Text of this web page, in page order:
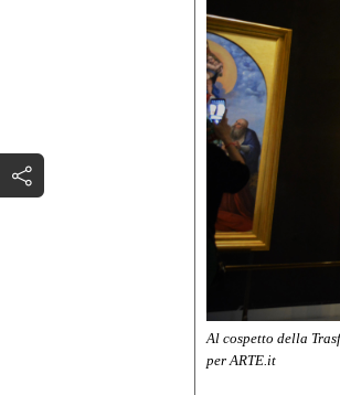
Al cospetto della
per ARTE.it